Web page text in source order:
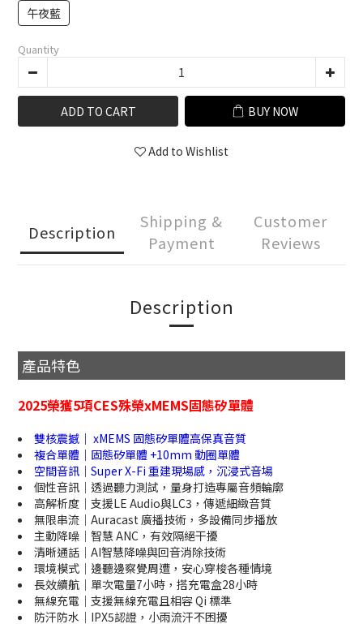
午夜藍
Quantity
ADD TO CART BUY NOW
Add to Wishlist
Description
Shipping &
Payment
Customer
Reviews
Description
產品特色
2025榮獲5項CES殊榮xMEMS固態矽單體
雙核震撼｜ xMEMS 固態矽單體高保真音質
複合單體｜固態矽單體 +10mm 動圈單體
空間音訊｜Super X-Fi 重建現場感，沉浸式音場
個性音訊｜透過聽力測試，量身打造專屬音頻輪廓
高解析度｜支援LE Audio與LC3，傳遞細緻音質
無限串流｜Auracast 廣播技術，多設備同步播放
主動降噪｜智慧 ANC，有效隔絕干擾
清晰通話｜AI智慧降噪與回音消除技術
環境模式｜邊聽邊察覺周遭，安心穿梭各種情境
長效續航｜單次電量7小時，搭充電盒28小時
無線充電｜支援無線充電且相容 Qi 標準
防汗防水｜IPX5認證，小雨流汗不困擾